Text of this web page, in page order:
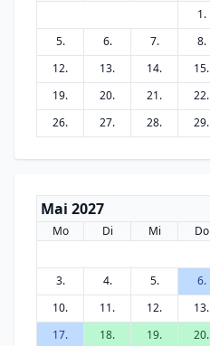
1.
5.
6. 7. 8.
12.
13. 14. 15.
19.
20. 21. 22.
26.
27. 28. 29.
Mai 2027
Mo Di Mi Do
3.
4. 5. 6.
10.
11. 12. 13.
17.
18. 19. 20.